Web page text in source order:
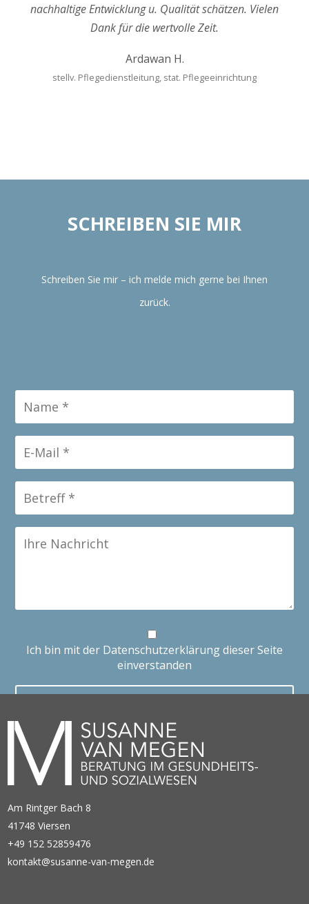
nachhaltige Entwicklung u. Qualität schätzen. Vielen
Dank für die wertvolle Zeit.
Ardawan H.
stellv. Pflegedienstleitung, stat. Pflegeeinrichtung
SCHREIBEN SIE MIR
Schreiben Sie mir – ich melde mich gerne bei Ihnen
zurück.
Ich bin mit der Datenschutzerklärung dieser Seite
einverstanden
Am Rintger Bach 8
41748 Viersen
+49 152 52859476
kontakt@susanne-van-megen.de